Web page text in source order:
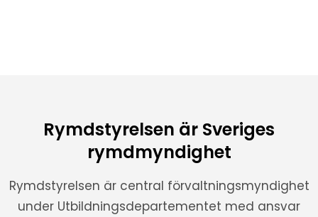
Rymdstyrelsen är Sveriges
rymdmyndighet
Rymdstyrelsen är central förvaltningsmyndighet
under Utbildningsdepartementet med ansvar